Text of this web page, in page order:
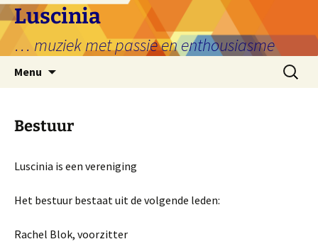
Ga
naar
de
inhoud
Luscinia
… muziek met passie en enthousiasme
Menu
Zoeken
naar:
Bestuur
Luscinia is een vereniging
Het bestuur bestaat uit de volgende leden:
Rachel Blok, voorzitter